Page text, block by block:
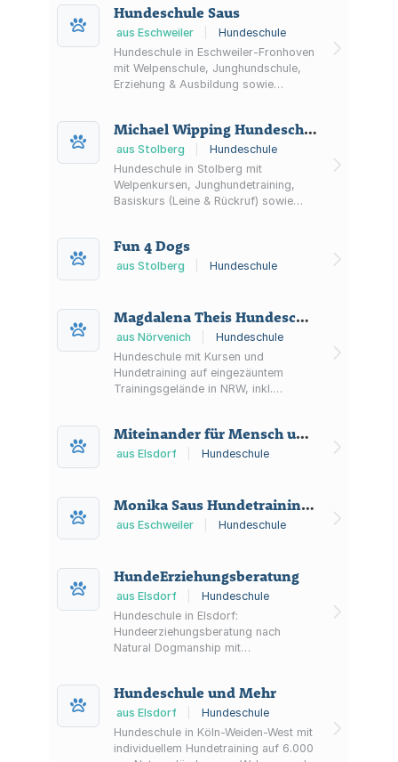
Hundeschule Saus
aus Eschweiler
Hundeschule
Hundeschule in Eschweiler-Fronhoven
mit Welpenschule, Junghundschule,
Erziehung & Ausbildung sowie
und Assistenzhunde-Training.
Michael Wipping Hundeschule
aus Stolberg
Hundeschule
Hundeschule in Stolberg mit
Welpenkursen, Junghundetraining,
Basiskurs (Leine & Rückruf) sowie
Hausbesuch.
Fun 4 Dogs
aus Stolberg Hundeschule
Magdalena Theis Hundeschule
aus Nörvenich
Hundeschule
Hundeschule mit Kursen und
Hundetraining auf eingezäuntem
Trainingsgelände in NRW, inkl.
Sachkundenachweis.
Miteinander für Mensch und Hund Hundeschule Hof-Holstein
aus Elsdorf Hundeschule
Monika Saus Hundetraining Euregio Hundezentrum
aus Eschweiler Hundeschule
HundeErziehungsberatung
aus Elsdorf
Hundeschule
Hundeschule in Elsdorf:
Hundeerziehungsberatung nach
Natural Dogmanship mit
Junghundeerziehung bis zur Beratung
für ältere Hunde und zur Adoption.
Hundeschule und Mehr
aus Elsdorf
Hundeschule
Hundeschule in Köln-Weiden-West mit
individuellem Hundetraining auf 6.000